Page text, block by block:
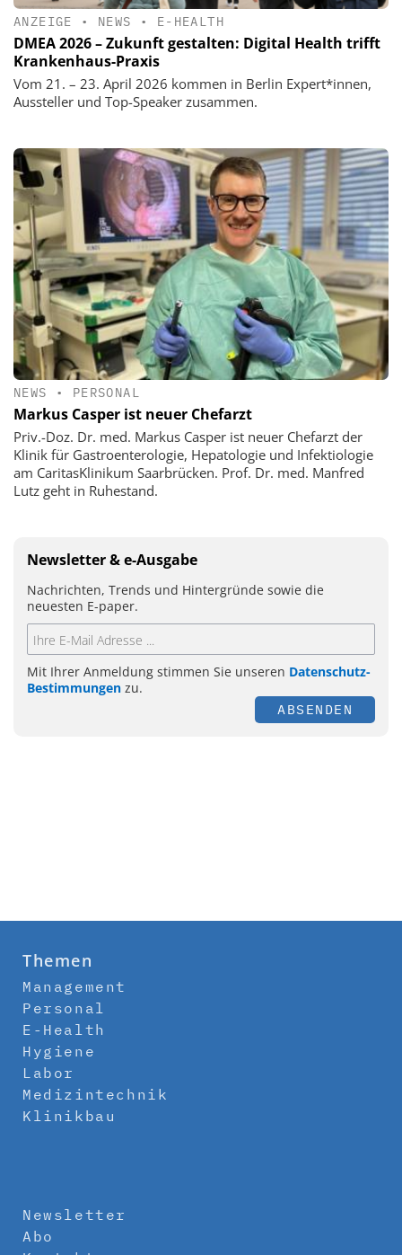
ANZEIGE • NEWS • E-HEALTH
DMEA 2026 – Zukunft gestalten: Digital Health trifft
Krankenhaus-Praxis
Vom 21. – 23. April 2026 kommen in Berlin Expert*innen,
Aussteller und Top-Speaker zusammen.
NEWS • PERSONAL
Markus Casper ist neuer Chefarzt
Priv.-Doz. Dr. med. Markus Casper ist neuer Chefarzt der
Klinik für Gastroenterologie, Hepatologie und Infektiologie
am CaritasKlinikum Saarbrücken. Prof. Dr. med. Manfred
Lutz geht in Ruhestand.
Newsletter & e-Ausgabe
Nachrichten, Trends und Hintergründe sowie die
neuesten E-paper.
Mit Ihrer Anmeldung stimmen Sie unseren Datenschutz-
Bestimmungen zu.
ABSENDEN
Themen
Management
Personal
E-Health
Hygiene
Labor
Medizintechnik
Klinikbau
Newsletter
Abo